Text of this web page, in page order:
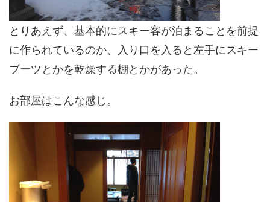
とりあえず、基本的にスキー客が泊まることを前提
に作られているのか、入り口を入ると左手にスキー
ブーツとかを乾燥する棚とかがあった。
お部屋はこんな感じ。